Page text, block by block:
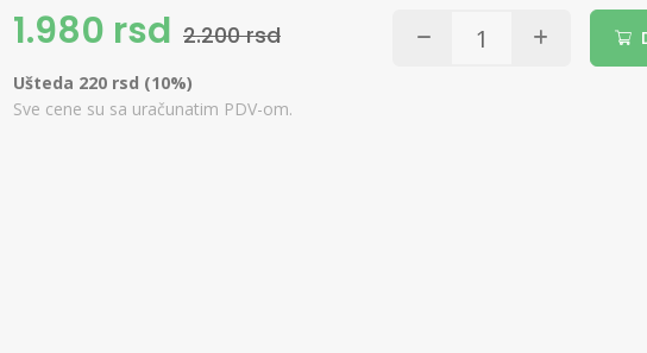
1.980 rsd 2.200 rsd
Ušteda 220 rsd (10%)
Sve cene su sa uračunatim PDV-om.